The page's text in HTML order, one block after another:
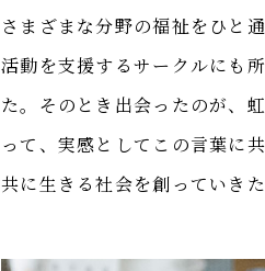
さまざまな分野の福祉をひと
活動を支援するサークルにも
た。そのとき出会ったのが、
って、実感としてこの言葉に
共に生きる社会を創っていき